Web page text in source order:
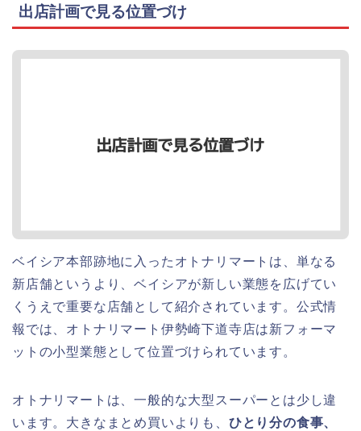
出店計画で見る位置づけ
ベイシア本部跡地に入ったオトナリマートは、単なる
新店舗というより、ベイシアが新しい業態を広げてい
くうえで重要な店舗として紹介されています。公式情
報では、オトナリマート伊勢崎下道寺店は新フォーマ
ットの小型業態として位置づけられています。
オトナリマートは、一般的な大型スーパーとは少し違
います。大きなまとめ買いよりも、 ひとり分の食事、